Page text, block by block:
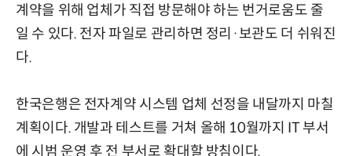
계약을 위해 업체가 직접 방문해야 하는 번거로움도 줄
일 수 있다. 전자 파일로 관리하면 정리·보관도 더 쉬워진
다.
한국은행은 전자계약 시스템 업체 선정을 내달까지 마칠
계획이다. 개발과 테스트를 거쳐 올해 10월까지 IT 부서
에 시범 운영 후 전 부서로 확대할 방침이다.